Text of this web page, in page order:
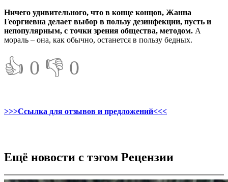
Ничего удивительного, что в конце концов, Жанна
Георгиевна делает выбор в пользу дезинфекции, пусть и
непопулярным, с точки зрения общества, методом. А
мораль – она, как обычно, останется в пользу бедных.
👍 0 👎 0
>>>Ссылка для отзывов и предложений<<<
Ещё новости с тэгом Рецензии